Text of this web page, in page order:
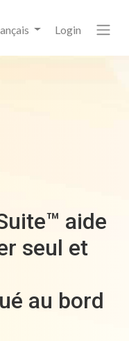
Login
aide
seul et
au bord